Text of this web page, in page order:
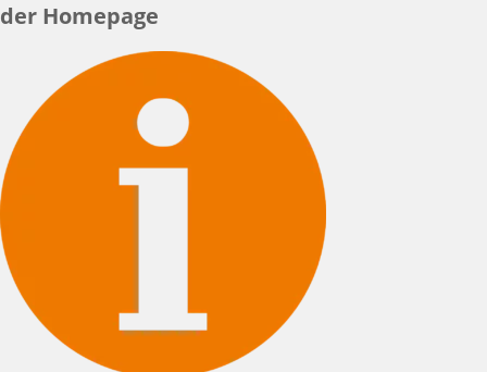
der Homepage